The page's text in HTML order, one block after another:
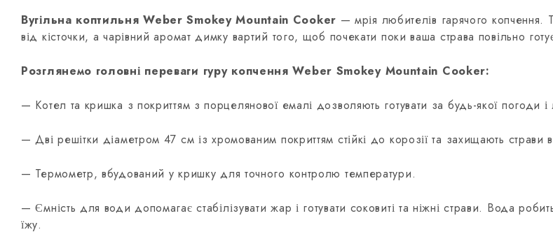
Вугільна коптильня Weber Smokey Mountain Cooker — мрія любителів гарячого копчення.
від кісточки, а чарівний аромат димку вартий того, щоб почекати поки ваша страва повільно
Розглянемо головні переваги гуру копчення Weber Smokey Mountain Cooker:
— Котел та кришка з покриттям з порцелянової емалі дозволяють готувати за будь-якої погоди і
— Дві решітки діаметром 47 см із хромованим покриттям стійкі до корозії та захищають страви
— Термометр, вбудований у кришку для точного контролю температури.
— Ємність для води допомагає стабілізувати жар і готувати соковиті та ніжні страви. Вода
їжу.